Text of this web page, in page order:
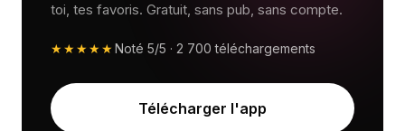
toi, tes favoris. Gratuit, sans pub, sans compte.
★★★★★Noté 5/5 · 2 700 téléchargements
Télécharger l'app